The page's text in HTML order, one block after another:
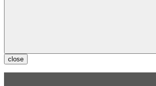
close